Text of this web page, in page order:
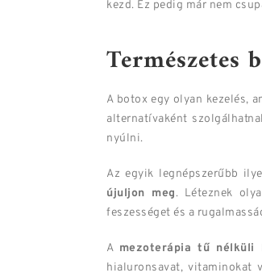
kezd. Ez pedig már nem
A botox egy olyan kezelés,
alternatívaként
nyúlni.
Az egyik legnépszerűbb
újuljon meg. Léteznek
feszességet és a
A mezoterápia tű nélküli
hialuronsavat, vitaminokat